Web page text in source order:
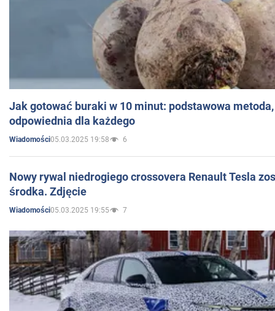
Jak gotować buraki w 10 minut: podstawowa
odpowiednia dla każdego
Wiadomości05.03.2025 19:58 6
Nowy rywal niedrogiego crossovera Renault Tesla
środka. Zdjęcie
Wiadomości05.03.2025 19:55 7